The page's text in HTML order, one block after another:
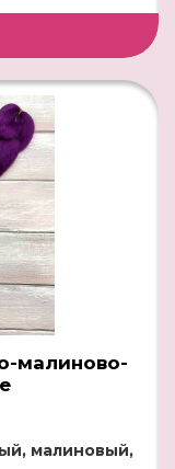
малиново-
малиновый,